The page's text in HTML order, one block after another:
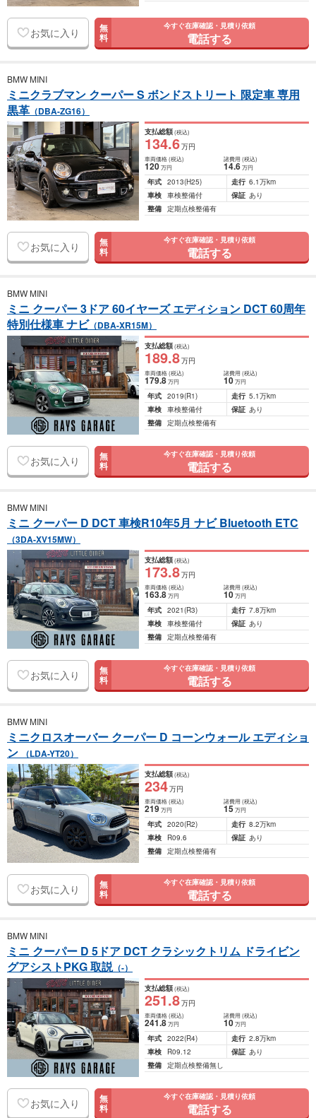
お気に入り 無
料
今すぐ在庫確認・見積り依頼
電話する
BMW MINI
ミニクラブマン クーパー S ボンドストリート 限定車 専用
黒革 （DBA-ZG16）
支払総額(税込)
134.6万円
車両価格(税込)
120万円
諸費用 (税込)
14.6 万円
年式 2013(H25) 走行 6.1万km
車検 車検整備付 保証 あり
整備 定期点検整備有
お気に入り 無
料
今すぐ在庫確認・見積り依頼
電話する
BMW MINI
ミニ クーパー 3ドア 60イヤーズ エディション DCT 60周年
特別仕様車 ナビ（DBA-XR15M）
支払総額(税込)
189.8万円
車両価格(税込)
179.8万円
諸費用 (税込)
10 万円
年式 2019(R1) 走行 5.1万km
車検 車検整備付 保証 あり
整備 定期点検整備有
お気に入り 無
料
今すぐ在庫確認・見積り依頼
電話する
BMW MINI
ミニ クーパー D DCT 車検R10年5月 ナビ Bluetooth ETC
（3DA-XV15MW）
支払総額(税込)
173.8万円
車両価格(税込)
163.8万円
諸費用 (税込)
10 万円
年式 2021(R3) 走行 7.8万km
車検 車検整備付 保証 あり
整備 定期点検整備有
お気に入り 無
料
今すぐ在庫確認・見積り依頼
電話する
BMW MINI
ミニクロスオーバー クーパー D コーンウォール エディショ
ン
（LDA-YT20）
支払総額(税込)
234万円
車両価格(税込)
219万円
諸費用 (税込)
15 万円
年式 2020(R2) 走行 8.2万km
車検
R09.6 保証 あり
整備 定期点検整備有
お気に入り 無
料
今すぐ在庫確認・見積り依頼
電話する
BMW MINI
ミニ クーパー D 5ドア DCT クラシックトリム ドライビン
グアシストPKG 取説（-）
支払総額(税込)
251.8万円
車両価格(税込)
241.8万円
諸費用 (税込)
10 万円
年式 2022(R4) 走行 2.8万km
車検
R09.12 保証 あり
整備 定期点検整備無し
お気に入り 無
料
今すぐ在庫確認・見積り依頼
電話する